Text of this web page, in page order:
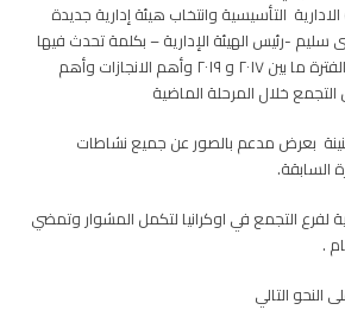
-رئيس الهيئة الإدارية – بكلمة تحدث فيها
عن طبيعة عمل الهيئة في الفترة ما بين ٢٠١٧ و ٢٠١٩ وأهم الانجازات وأهم
بعرض مدعم بالصور عن جميع نشاطات
السابقة.
لفرع التجمع في اوكرانيا لتكمل المشوار وتمضي
.
النحو التالي